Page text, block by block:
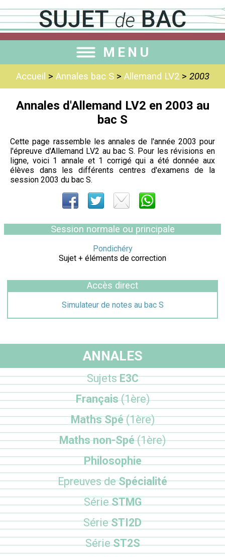
MENU
Accueil > Annales bac S> Allemand LV2> 2003
Annales d'Allemand LV2 en 2003 au
bac S
Cette page rassemble les annales de l'année 2003 pour
l'épreuve d'Allemand LV2 au bac S. Pour les révisions en
ligne, voici 1 annale et 1 corrigé qui a été donnée aux
élèves dans les différents centres d'examens de la
session 2003 du bac S.
Session normale ou principale
Pondichéry
Sujet + éléments de correction
Accès direct
Simulateur de notes au bac S
ANNALES
SujetsE3C
Français(1ère)
Maths Spé(1ère)
Maths non-Spé(1ère)
Philosophie
Epreuves deSpécialité
SérieSTMG
SérieSTI2D
SérieST2S